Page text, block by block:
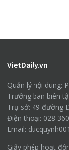
VietDaily.vn
Quản lý nội dung:
Trưởng ban biên
Trụ sở: 49 đường
Điện thoại: 028
Email:
Giấy phép hoạt